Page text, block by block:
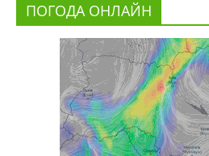
ПОГОДА ОНЛАЙН